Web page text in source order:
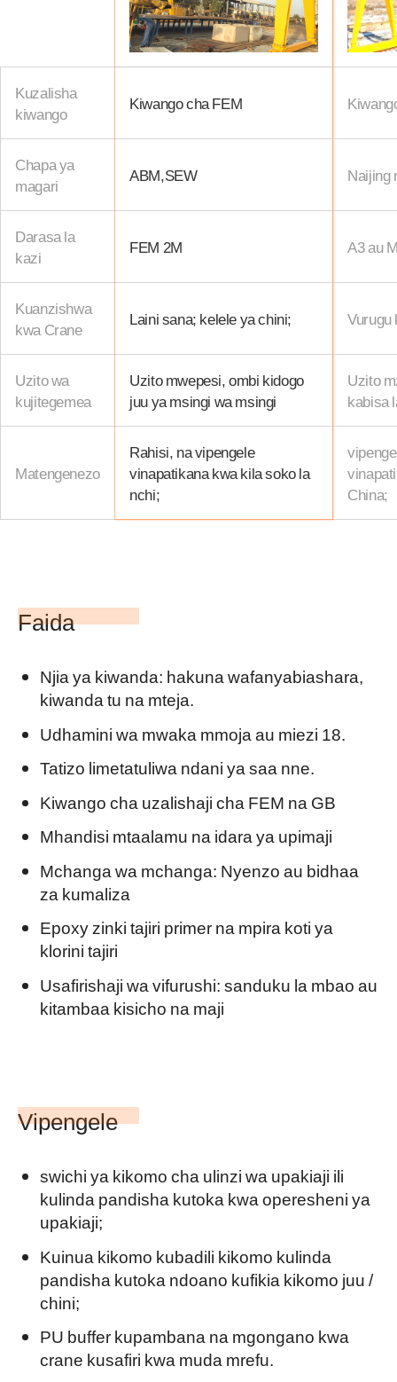
Kuzalisha
kiwango
Kiwango cha FEM
Chapa ya
magari
ABM,SEW Naijing
Darasa la
kazi
FEM 2M A3 au
Kuanzishwa
kwa Crane
Laini sana; kelele ya chini; Vurugu
Uzito wa
kujitegemea
Uzito mwepesi, ombi kidogo
juu ya msingi wa msingi
Uzito
kabisa
Matengenezo
Rahisi, na vipengele
vinapatikana kwa kila soko la
nchi;
China;
Faida
Njia ya kiwanda: hakuna wafanyabiashara,
kiwanda tu na mteja.
Udhamini wa mwaka mmoja au miezi 18.
Tatizo limetatuliwa ndani ya saa nne.
Kiwango cha uzalishaji cha FEM na GB
Mhandisi mtaalamu na idara ya upimaji
Mchanga wa mchanga: Nyenzo au bidhaa
za kumaliza
Epoxy zinki tajiri primer na mpira koti ya
klorini tajiri
Usafirishaji wa vifurushi: sanduku la mbao au
kitambaa kisicho na maji
Vipengele
swichi ya kikomo cha ulinzi wa upakiaji ili
kulinda pandisha kutoka kwa operesheni ya
upakiaji;
Kuinua kikomo kubadili kikomo kulinda
pandisha kutoka ndoano kufikia kikomo juu /
chini;
PU buffer kupambana na mgongano kwa
crane kusafiri kwa muda mrefu.